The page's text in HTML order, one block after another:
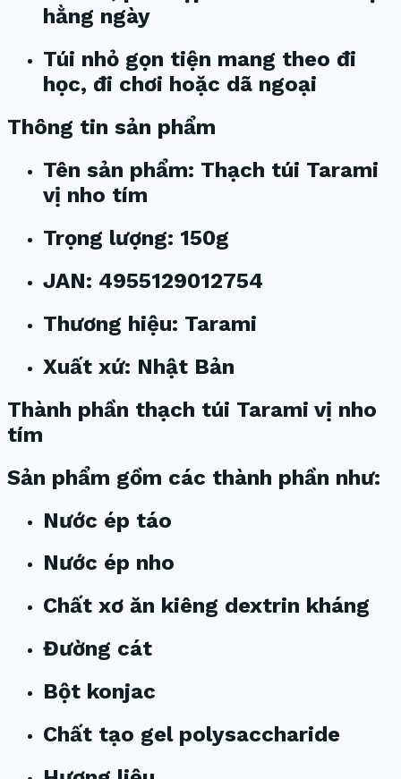
hằng ngày
Túi nhỏ gọn tiện mang theo đi
học, đi chơi hoặc dã ngoại
Thông tin sản phẩm
Tên sản phẩm: Thạch túi Tarami
vị nho tím
Trọng lượng: 150g
JAN: 4955129012754
Thương hiệu: Tarami
Xuất xứ: Nhật Bản
Thành phần thạch túi Tarami vị nho
tím
Sản phẩm gồm các thành phần như:
Nước ép táo
Nước ép nho
Chất xơ ăn kiêng dextrin kháng
Đường cát
Bột konjac
Chất tạo gel polysaccharide